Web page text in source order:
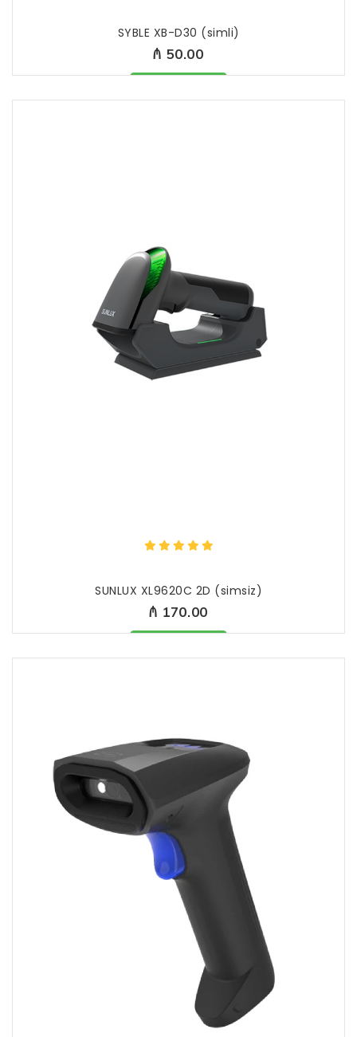
SYBLE XB-D30 (simli)
₼ 50.00
Məhsul mövcüddur
SUNLUX XL9620C 2D (simsiz)
₼ 170.00
Məhsul mövcüddur